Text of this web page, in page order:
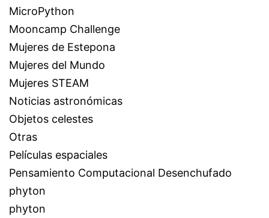
MicroPython
Mooncamp Challenge
Mujeres de Estepona
Mujeres del Mundo
Mujeres STEAM
Noticias astronómicas
Objetos celestes
Otras
Películas espaciales
Pensamiento Computacional Desenchufado
phyton
phyton